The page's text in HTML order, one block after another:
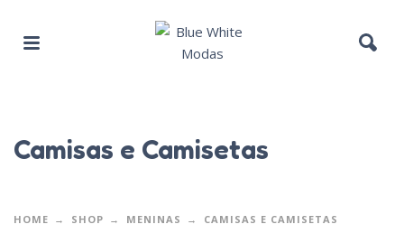
Camisas e Camisetas
HOME SHOP MENINAS CAMISAS E CAMISETAS